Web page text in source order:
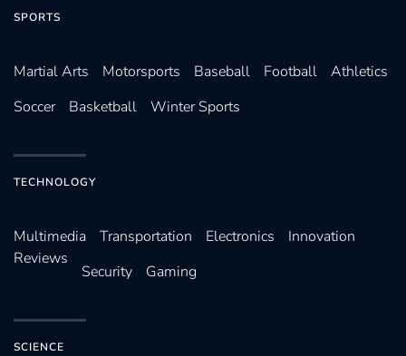
SPORTS
Martial Arts Motorsports Baseball Football
Athletics
Soccer
Basketball Winter Sports
TECHNOLOGY
Multimedia Transportation Electronics
Innovation
Reviews
Security Gaming
SCIENCE